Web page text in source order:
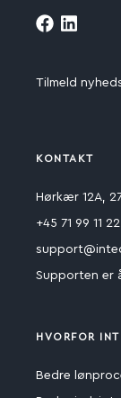
Tilmeld
KONTAKT
Hørkær 12A,
+45 71 99 11 22
Supporten er
HVORFOR
Bedre